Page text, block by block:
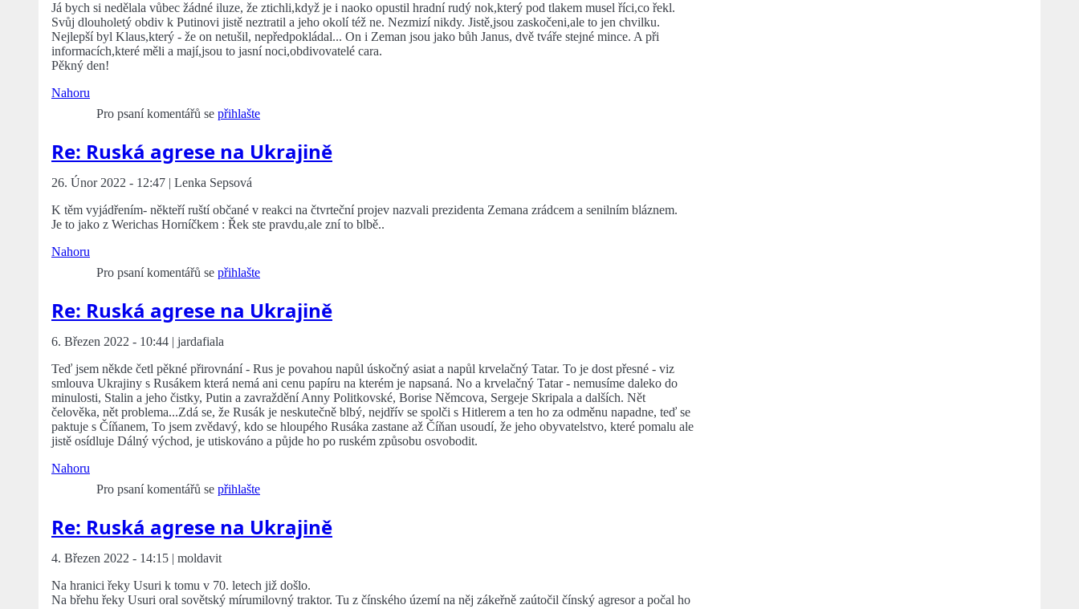
Já bych si nedělala vůbec žádné iluze, že ztichli,když je i naoko opustil hradní rudý nok,který pod tlakem musel říci,co řekl.
Svůj dlouholetý obdiv k Putinovi jistě neztratil a jeho okolí též ne. Nezmizí nikdy. Jistě,jsou zaskočeni,ale to jen chvilku.
Nejlepší byl Klaus,který - že on netušil, nepředpokládal... On i Zeman jsou jako bůh Janus, dvě tváře stejné mince. A při
informacích,které měli a mají,jsou to jasní noci,obdivovatelé cara.
Pěkný den!
Nahoru
Pro psaní komentářů se přihlašte
Re: Ruská agrese na Ukrajině
26. Únor 2022 - 12:47 | Lenka Sepsová
K těm vyjádřením- někteří ruští občané v reakci na čtvrteční projev nazvali prezidenta Zemana zrádcem a senilním bláznem.
Je to jako z Werichas Horníčkem : Řek ste pravdu,ale zní to blbě..
Nahoru
Pro psaní komentářů se přihlašte
Re: Ruská agrese na Ukrajině
6. Březen 2022 - 10:44 | jardafiala
Teď jsem někde četl pěkné přirovnání - Rus je povahou napůl úskočný asiat a napůl krvelačný Tatar. To je dost přesné - viz
smlouva Ukrajiny s Rusákem která nemá ani cenu papíru na kterém je napsaná. No a krvelačný Tatar - nemusíme daleko do
minulosti, Stalin a jeho čistky, Putin a zavraždění Anny Politkovské, Borise Němcova, Sergeje Skripala a dalších. Nět
čelověka, nět problema...Zdá se, že Rusák je neskutečně blbý, nejdřív se spolči s Hitlerem a ten ho za odměnu napadne, teď se
paktuje s Číňanem, To jsem zvědavý, kdo se hloupého Rusáka zastane až Číňan usoudí, že jeho obyvatelstvo, které pomalu ale
jistě osídluje Dálný východ, je utiskováno a půjde ho po ruském způsobu osvobodit.
Nahoru
Pro psaní komentářů se přihlašte
Re: Ruská agrese na Ukrajině
4. Březen 2022 - 14:15 | moldavit
Na hranici řeky Usuri k tomu v 70. letech již došlo.
Na břehu řeky Usuri oral sovětský mírumilovný traktor. Tu z čínského území na něj zákeřně zaútočil čínský agresor a počal ho